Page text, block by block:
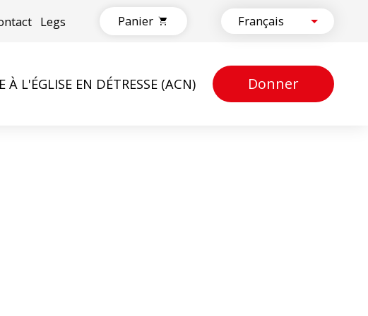
Legs Panier
À L'ÉGLISE EN DÉTRESSE (ACN) Donner